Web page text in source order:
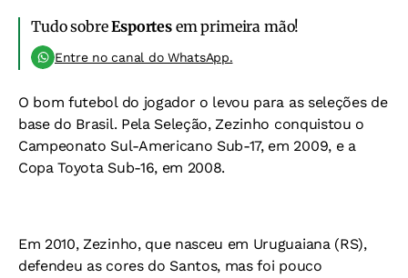
Tudo sobreEsportesem primeira mão!
Entre no canal do WhatsApp.
O bom futebol do jogador o levou para as seleções de
base do Brasil. Pela Seleção, Zezinho conquistou o
Campeonato Sul-Americano Sub-17, em 2009, e a
Copa Toyota Sub-16, em 2008.
Em 2010, Zezinho, que nasceu em Uruguaiana (RS),
defendeu as cores do Santos, mas foi pouco